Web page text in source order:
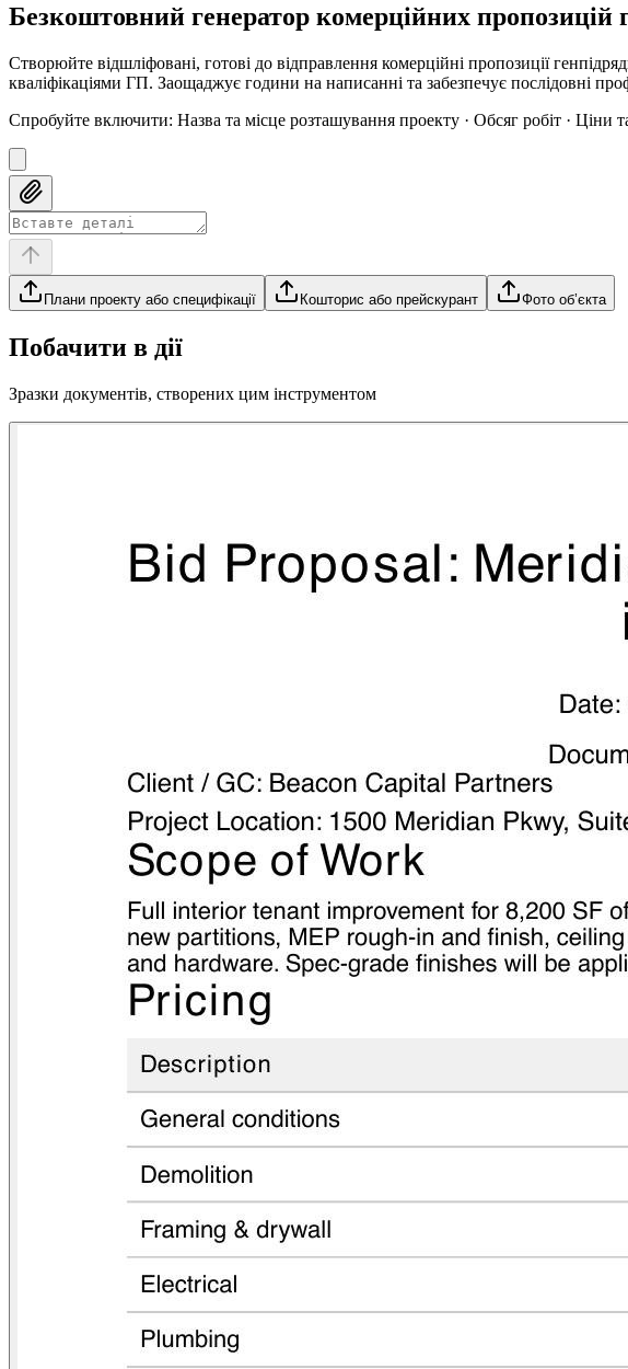
Безкоштовний генератор комерційних пропозицій
Створюйте відшліфовані, готові до відправлення комерційні пропозиції
кваліфікаціями ГП. Заощаджує години на написанні та забезпечує послідовні
Спробуйте включити: Назва та місце розташування проекту · Обсяг робіт · Ціни
Плани проекту або специфікації Кошторис або прейскурант Фото об’єкта
Побачити в дії
Зразки документів, створених цим інструментом